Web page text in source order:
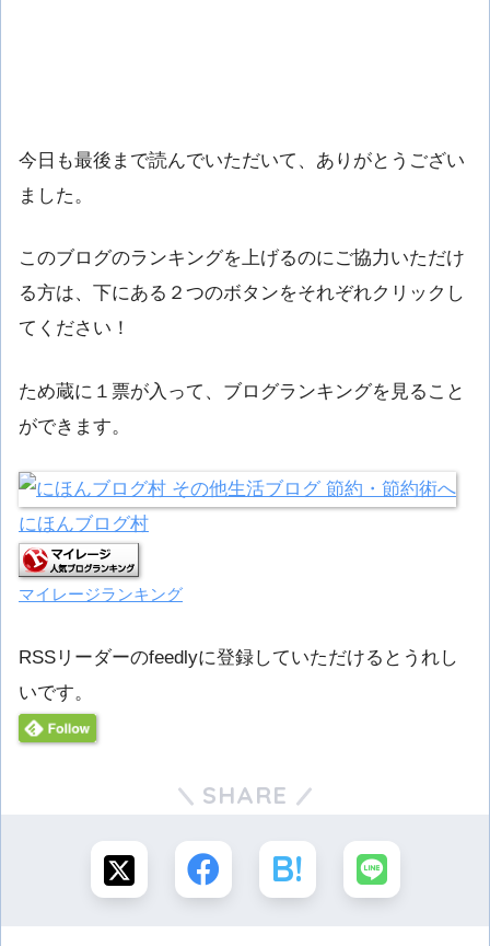
今日も最後まで読んでいただいて、ありがとうござい
ました。
このブログのランキングを上げるのにご協力いただけ
る方は、下にある２つのボタンをそれぞれクリックし
てください！
ため蔵に１票が入って、ブログランキングを見ること
ができます。
にほんブログ村
マイレージランキング
RSSリーダーのfeedlyに登録していただけるとうれし
いです。
SHARE